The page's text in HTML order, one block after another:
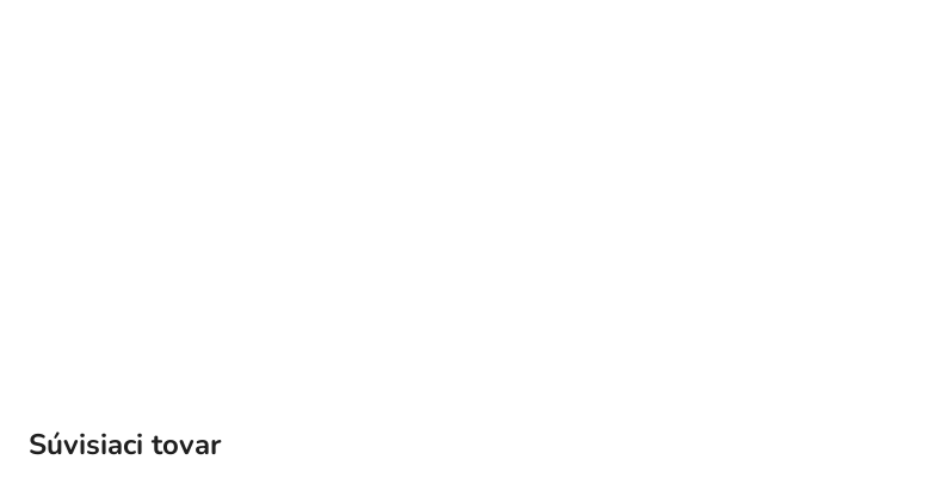
Súvisiaci tovar